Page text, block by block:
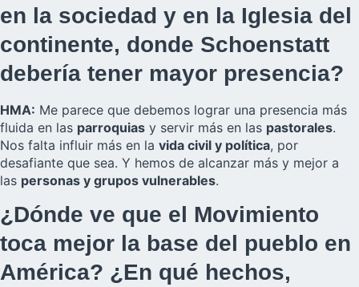
en la sociedad y en la Iglesia del
continente, donde Schoenstatt
debería tener mayor presencia?
HMA: Me parece que debemos lograr una presencia más
fluida en las parroquias y servir más en las pastorales.
Nos falta influir más en la vida civil y política, por
desafiante que sea. Y hemos de alcanzar más y mejor a
las personas y grupos vulnerables.
¿Dónde ve que el Movimiento
toca mejor la base del pueblo en
América? ¿En qué hechos,